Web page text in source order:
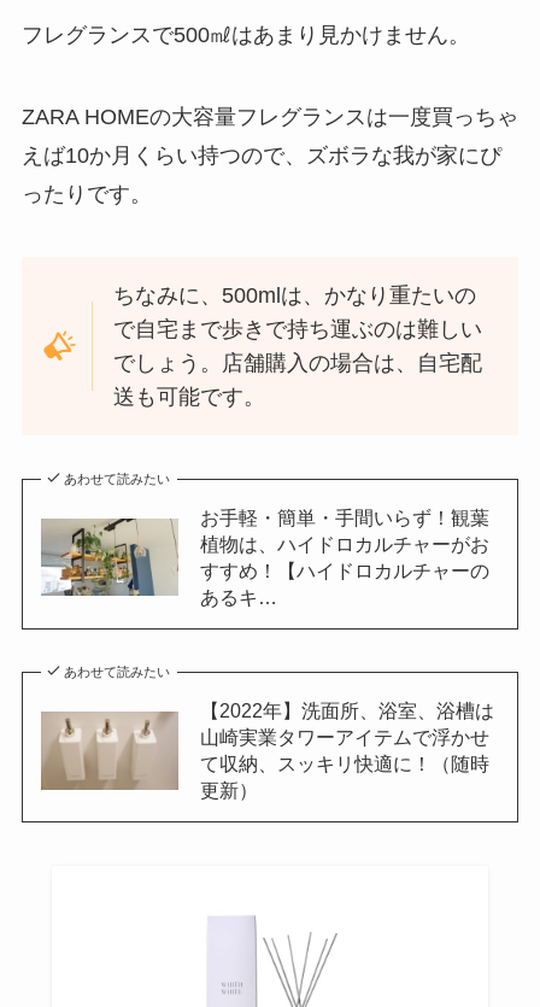
フレグランスで500㎖はあまり見かけません。
ZARA HOMEの大容量フレグランスは一度買っちゃ
えば10か月くらい持つので、ズボラな我が家にぴ
ったりです。
ちなみに、500mlは、かなり重たいの
で自宅まで歩きで持ち運ぶのは難しい
でしょう。店舗購入の場合は、自宅配
送も可能です。
あわせて読みたい
お手軽・簡単・手間いらず！観葉
植物は、ハイドロカルチャーがお
すすめ！【ハイドロカルチャーの
あるキ…
あわせて読みたい
【2022年】洗面所、浴室、浴槽は
山崎実業タワーアイテムで浮かせ
て収納、スッキリ快適に！（随時
更新）